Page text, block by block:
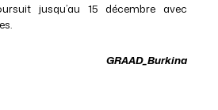
jusqu’au 15 décembre avec
GRAAD_Burkina